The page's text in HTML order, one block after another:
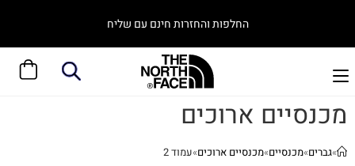
אפשר לצבור ולממש נקודות גם באתר
מכנסיים ארוכים
»גברים»מכנסיים»מכנסיים ארוכים»עמוד 2